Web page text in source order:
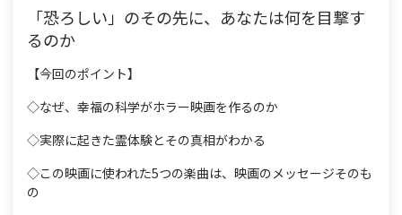
s
「恐ろしい」のその先に、あなたは何を目撃す
るのか
【今回のポイント】
◇なぜ、幸福の科学がホラー映画を作るのか
◇実際に起きた霊体験とその真相がわかる
◇この映画に使われた5つの楽曲は、映画のメッセージそのも
の